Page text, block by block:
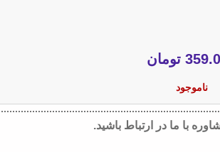
تومان
ناموجود
با ما در ارتباط باشید.